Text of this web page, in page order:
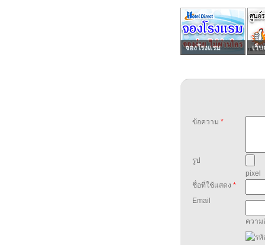
จองโรงแรม เว็บ
ข้อความ *
รูป
pixel
ชื่อที่ใช้แสดง *
Email
ความ